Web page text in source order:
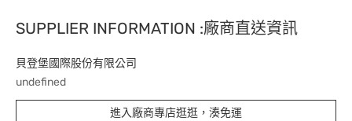
SUPPLIER INFORMATION :廠商直送資訊
貝登堡國際股份有限公司
undefined
進入廠商專店逛逛，湊免運